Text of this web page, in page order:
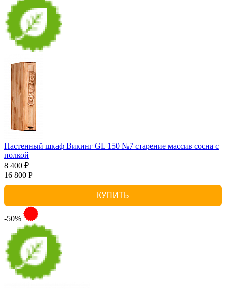
Настенный шкаф Викинг GL 150 №7 старение массив сосна с
полкой
8 400 ₽
16 800 Р
КУПИТЬ
-50%